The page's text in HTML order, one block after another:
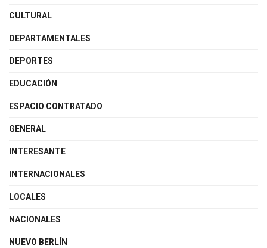
CULTURAL
DEPARTAMENTALES
DEPORTES
EDUCACIÓN
ESPACIO CONTRATADO
GENERAL
INTERESANTE
INTERNACIONALES
LOCALES
NACIONALES
NUEVO BERLÍN